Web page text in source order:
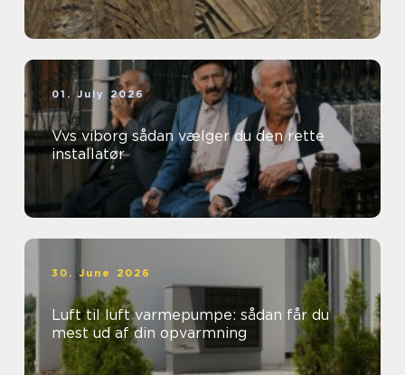
01. July 2026
Vvs viborg sådan vælger du den rette
installatør
30. June 2026
Luft til luft varmepumpe: sådan får du
mest ud af din opvarmning